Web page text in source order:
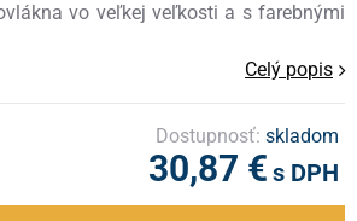
vo veľkej veľkosti a s farebnými
Celý popis
Dostupnosť:skladom
30,87 € s DPH